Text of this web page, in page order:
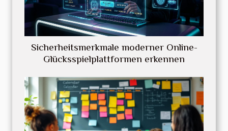
Sicherheitsmerkmale moderner Online-
Glücksspielplattformen erkennen